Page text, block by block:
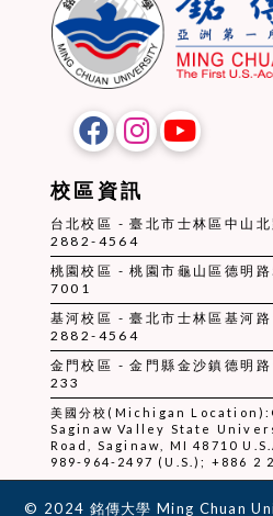
校區資訊
台北校區 - 臺北市士林區中山
2882-4564
桃園校區 - 桃園市龜山區德明
7001
基河校區 - 臺北市士林區基河
2882-4564
金門校區 - 金門縣金沙鎮德明
233
美國分校(Michigan
Saginaw Valley State
Road, Saginaw, MI 48710
989-964-2497 (U.S.); +886 2
© 2024 銘傳大學 Ming Chuan